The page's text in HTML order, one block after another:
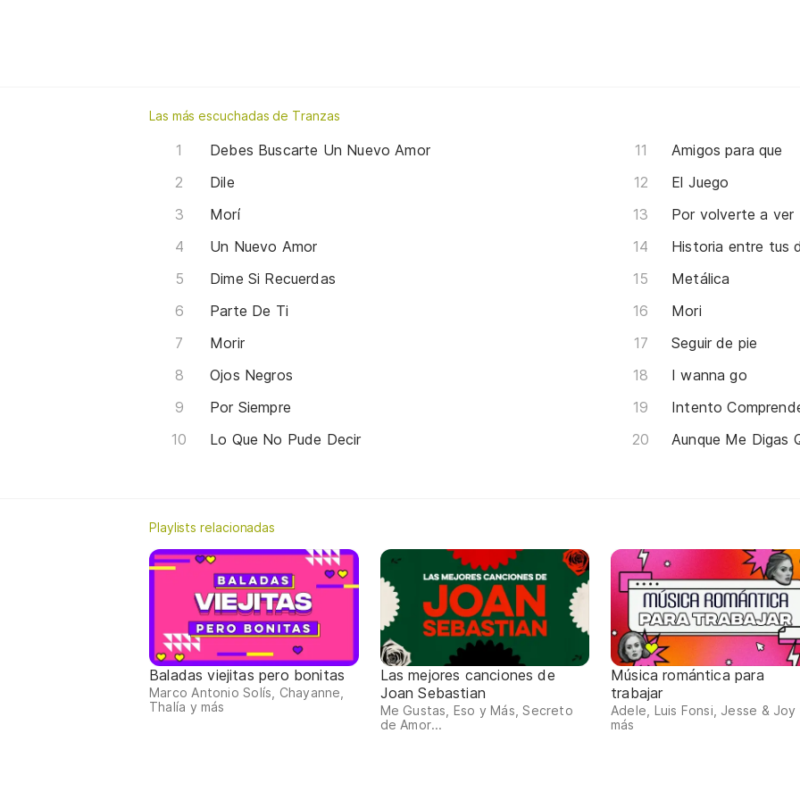
Las más escuchadas de Tranzas
Debes Buscarte Un Nuevo Amor
Dile
Morí
Un Nuevo Amor
Dime Si Recuerdas
Parte De Ti
Morir
Ojos Negros
Por Siempre
Lo Que No Pude Decir
Amigos para que
El Juego
Por volverte a ver
Historia entre tus
Metálica
Mori
Seguir de pie
I wanna go
Intento
Aunque Me Digas
Playlists relacionadas
Baladas viejitas pero bonitas
Marco Antonio Solís, Chayanne,
Thalía y más
Las mejores canciones de
Joan Sebastian
Me Gustas, Eso y Más, Secreto
de Amor...
Música romántica para
trabajar
Adele, Luis Fonsi, Jesse & Joy
más